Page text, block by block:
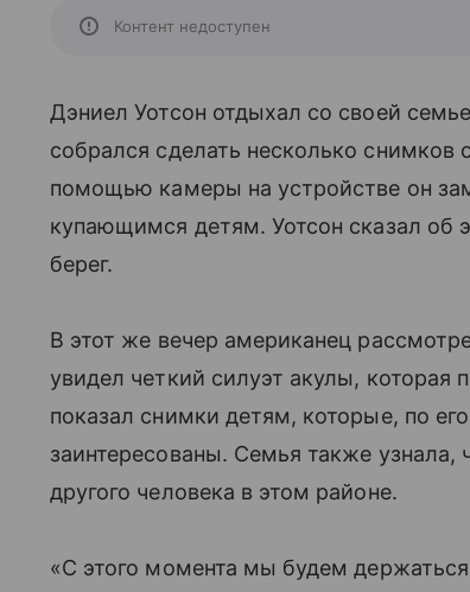
Контент недоступен
Дэниел Уотсон отдыхал со своей
собрался сделать несколько
помощью камеры на устройстве он
купающимся детям. Уотсон сказал об
берег.
В этот же вечер американец
увидел четкий силуэт акулы, которая
показал снимки детям, которые, по
заинтересованы. Семья также узнала,
другого человека в этом районе.
«С этого момента мы будем